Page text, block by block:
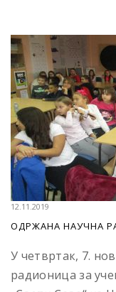
12.11.2019
OДРЖАНА НАУЧНА
У четвртак, 7.
радионица за